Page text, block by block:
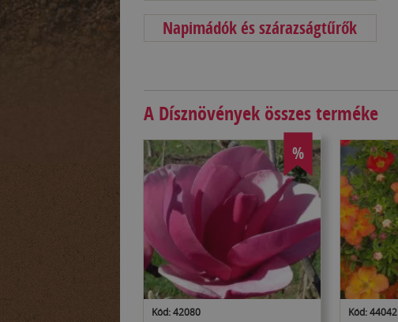
Napimádók és szárazságtűrők
A Dísznövények összes terméke
%
Kód: 42080 Kód: 44042